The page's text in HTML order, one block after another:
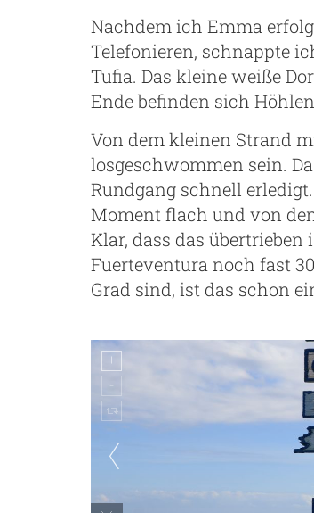
Nachdem ich Emma
Telefonieren, schnappte
Tufia. Das kleine weiße
Ende befinden sich
Von dem kleinen Strand
losgeschwommen sein.
Rundgang schnell
Moment flach und von
Klar, dass das
Fuerteventura noch fast
Grad sind, ist das schon